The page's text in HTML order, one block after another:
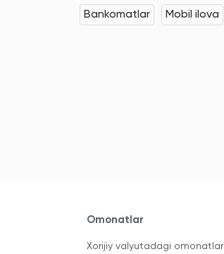
Bankomatlar Mobil ilova
Omonatlar
Xorijiy valyutadagi omonatlar